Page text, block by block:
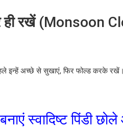
रखें(Monsoon
इन्हें अच्छे से सुखाएं, फिर फोल्ड करके
स्वादिष्ट पिंडी